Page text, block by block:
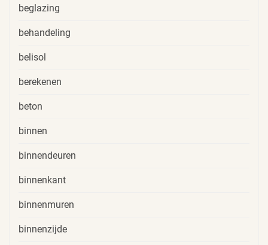
beglazing
behandeling
belisol
berekenen
beton
binnen
binnendeuren
binnenkant
binnenmuren
binnenzijde